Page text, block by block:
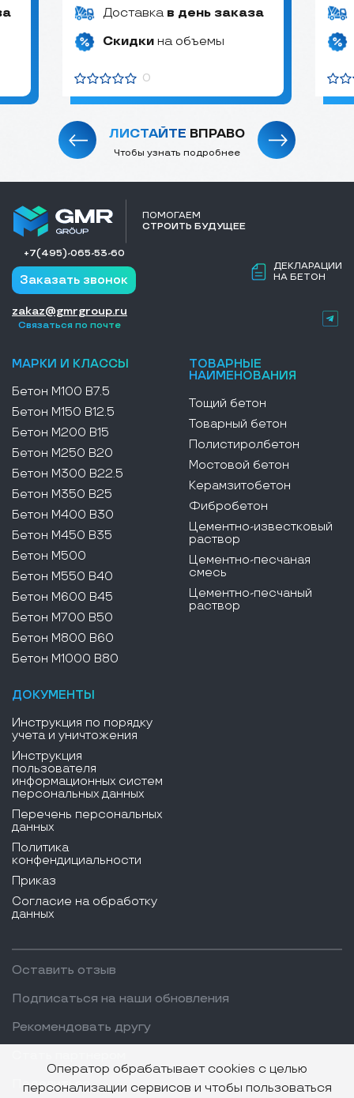
Доставка в день заказа
Скидки на объемы
0
ЛИСТАЙТЕ ВПРАВО
Чтобы узнать подробнее
ПОМОГАЕМ
СТРОИТЬ БУДУЩЕЕ
ДЕКЛАРАЦИИ
НА БЕТОН
zakaz@gmrgroup.ru
Связаться по почте
+7(495)-065-53-60
Заказать звонок
МАРКИ И КЛАССЫ
Бетон М100 В7.5
Бетон М150 В12.5
Бетон М200 В15
Бетон М250 В20
Бетон М300 В22.5
Бетон М350 В25
Бетон М400 В30
Бетон М450 В35
Бетон М500
Бетон М550 В40
Бетон М600 В45
Бетон М700 В50
Бетон М800 В60
Бетон М1000 В80
ТОВАРНЫЕ
НАИМЕНОВАНИЯ
Тощий бетон
Товарный бетон
Полистиролбетон
Мостовой бетон
Керамзитобетон
Фибробетон
Цементно-известковый
раствор
Цементно-песчаная
смесь
Цементно-песчаный
раствор
ДОКУМЕНТЫ
Инструкция по порядку
учета и уничтожения
Инструкция
пользователя
информационных систем
персональных данных
Перечень персональных
данных
Политика
конфендициальности
Приказ
Согласие на обработку
данных
Оставить отзыв
Подписаться на наши обновления
Рекомендовать другу
Поделиться
Оператор обрабатывает cookies с целью
персонализации сервисов и чтобы пользоваться